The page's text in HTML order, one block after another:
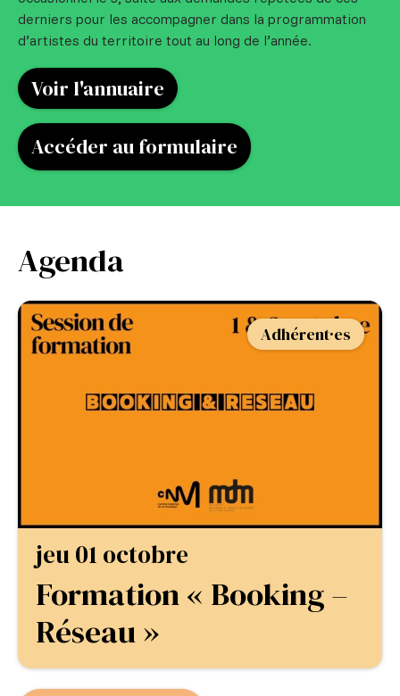
derniers pour les accompagner dans la programmation
d’artistes du territoire tout au long de l’année.
Voir l'annuaire
Accéder au formulaire
Agenda
Adhérent·es
jeu 01 octobre
Formation « Booking –
Réseau »